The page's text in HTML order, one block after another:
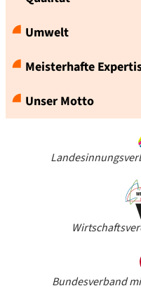
Umwelt
Meisterhafte
Unser Motto
Bundesverband